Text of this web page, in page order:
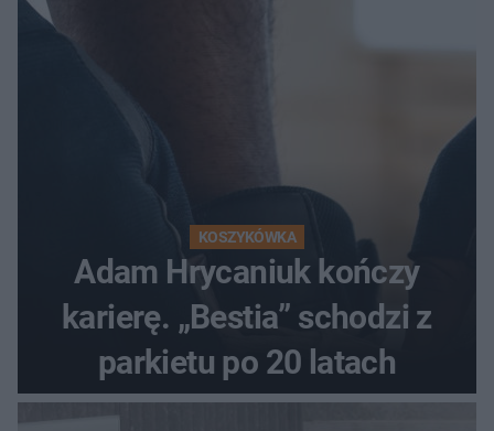
KOSZYKÓWKA
Adam Hrycaniuk kończy
karierę. „Bestia” schodzi z
parkietu po 20 latach